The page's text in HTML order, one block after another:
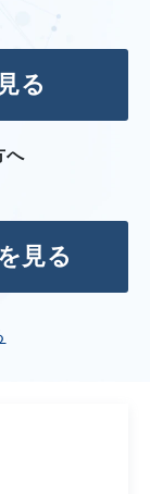
る
へ
見る